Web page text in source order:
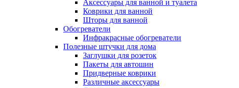
Аксессуары для ванной и туалета
Коврики для ванной
Шторы для ванной
Обогреватели
Инфракрасные обогреватели
Полезные штучки для дома
Заглушки для розеток
Пакеты для автошин
Придверные коврики
Различные аксессуары